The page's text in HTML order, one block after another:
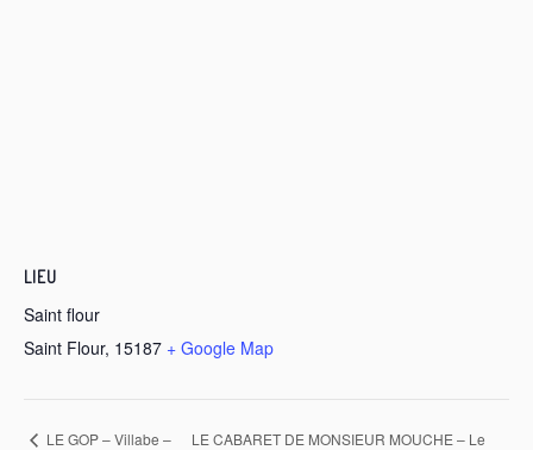
LIEU
Saint flour
Saint Flour, 15187 + Google Map
LE GOP – Villabe – LE CABARET DE MONSIEUR MOUCHE – Le